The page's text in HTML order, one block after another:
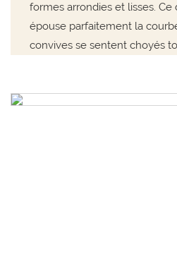
formes arrondies et lisses.
épouse parfaitement la
convives se sentent choyés